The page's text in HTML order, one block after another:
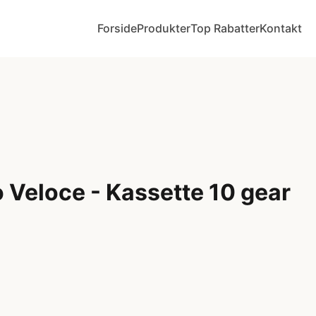
ForsideProdukterTop RabatterKontakt
Veloce - Kassette 10 gear